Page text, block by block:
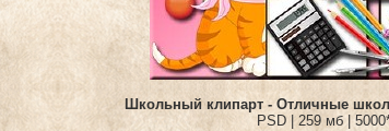
Школьный клипарт - Отличные
PSD | 259 мб |